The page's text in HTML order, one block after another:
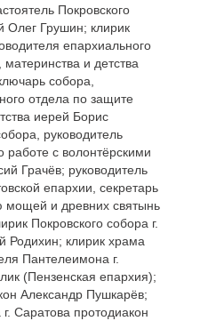
Покровского
Олег Грушин; клирик
епархиального
и детства
собора,
отдела по защите
иерей Борис
руководитель
работе с волонтёрскими
Грачёв; руководитель
епархии, секретарь
мощей и древних святынь
Покровского собора г.
Родихин; клирик храма
Пантелеимона г.
(Пензенская епархия);
Александр Пушкарёв;
Саратова протодиакон